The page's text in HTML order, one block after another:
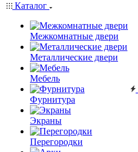
Каталог
Межкомнатные двери
Металлические двери
Мебель
Фурнитура
Экраны
Перегородки